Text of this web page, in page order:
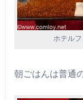
ホテル
朝ごはんは普通